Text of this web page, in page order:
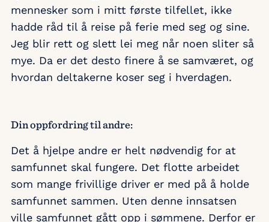
mennesker som i mitt første tilfellet, ikke
hadde råd til å reise på ferie med seg og sine.
Jeg blir rett og slett lei meg når noen sliter så
mye. Da er det desto finere å se samværet, og
hvordan deltakerne koser seg i hverdagen.
Din oppfordring til andre:
Det å hjelpe andre er helt nødvendig for at
samfunnet skal fungere. Det flotte arbeidet
som mange frivillige driver er med på å holde
samfunnet sammen. Uten denne innsatsen
ville samfunnet gått opp i sømmene. Derfor er